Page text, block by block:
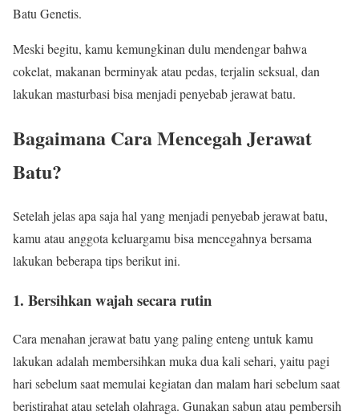
Batu Genetis.
Meski begitu, kamu kemungkinan dulu mendengar bahwa
cokelat, makanan berminyak atau pedas, terjalin seksual, dan
lakukan masturbasi bisa menjadi penyebab jerawat batu.
Bagaimana Cara Mencegah Jerawat
Batu?
Setelah jelas apa saja hal yang menjadi penyebab jerawat batu,
kamu atau anggota keluargamu bisa mencegahnya bersama
lakukan beberapa tips berikut ini.
1. Bersihkan wajah secara rutin
Cara menahan jerawat batu yang paling enteng untuk kamu
lakukan adalah membersihkan muka dua kali sehari, yaitu pagi
hari sebelum saat memulai kegiatan dan malam hari sebelum saat
beristirahat atau setelah olahraga. Gunakan sabun atau pembersih